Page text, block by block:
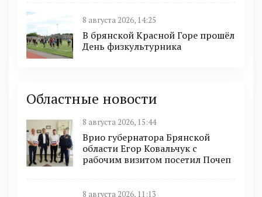
8 августа 2026, 14:25
В брянской Красной Горе прошёл
День физкультурника
Областные новости
8 августа 2026, 15:44
Врио губернатора Брянской
области Егор Ковальчук с
рабочим визитом посетил Почеп
8 августа 2026, 11:13